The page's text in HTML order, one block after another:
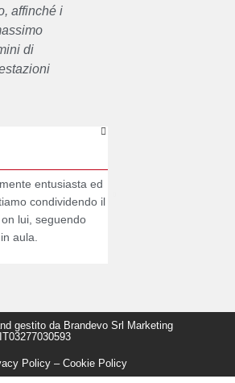
affinché i
di
entusiasta ed
condividendo il
lui, seguendo
aula.
gestito da Brandevo Srl Marketing
Policy– Cookie Policy